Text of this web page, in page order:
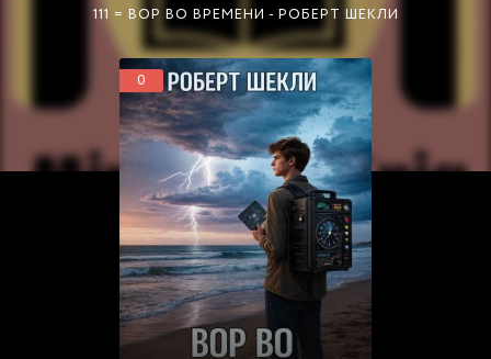
111 = ВОР ВО ВРЕМЕНИ - РОБЕРТ ШЕКЛИ
0